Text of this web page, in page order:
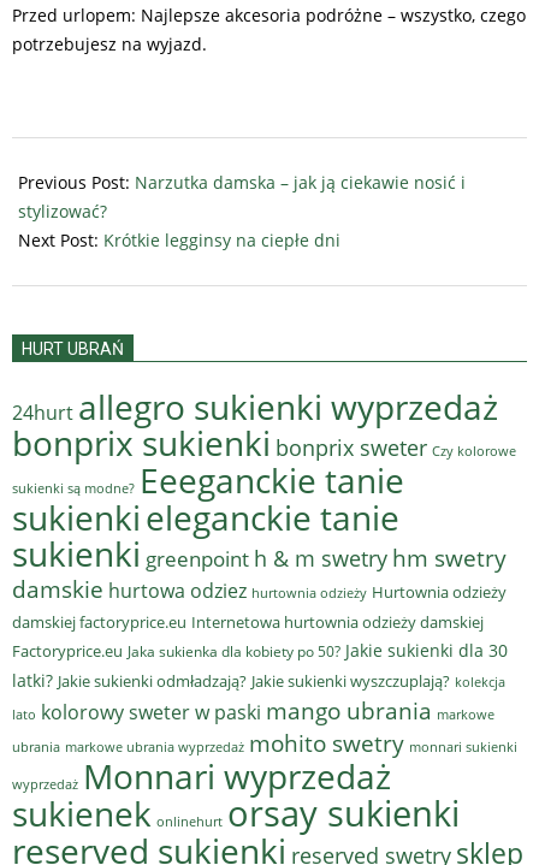
Przed urlopem: Najlepsze akcesoria podróżne – wszystko, czego
potrzebujesz na wyjazd.
08-
15
Previous Post: Narzutka damska – jak ją ciekawie nosić i
stylizować?
Next Post: Krótkie legginsy na ciepłe dni
HURT UBRAŃ
24hurt allegro sukienki wyprzedaż
bonprix sukienki bonprix sweter Czy kolorowe
sukienki są modne? Eeeganckie tanie
sukienkieleganckie tanie
sukienki greenpoint h & m swetry hm swetry
damskie hurtowa odziez hurtownia odzieży Hurtownia odzieży
damskiej factoryprice.eu Internetowa hurtownia odzieży damskiej
Factoryprice.eu Jaka sukienka dla kobiety po 50? Jakie sukienki dla 30
latki? Jakie sukienki odmładzają? Jakie sukienki wyszczuplają? kolekcja
lato kolorowy sweter w paski mango ubrania markowe
ubrania markowe ubrania wyprzedaż mohito swetry monnari sukienki
wyprzedaż Monnari wyprzedaż
sukienek onlinehurt orsay sukienki
reserved sukienki reserved swetry sklep